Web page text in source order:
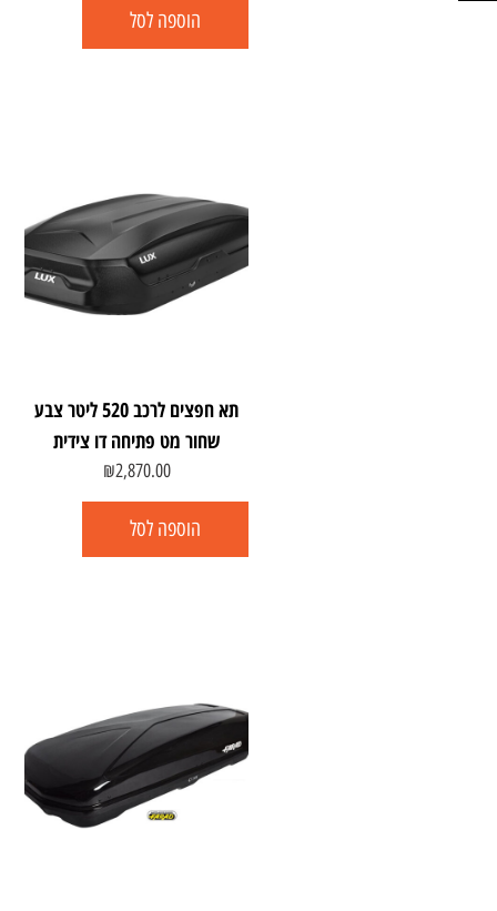
הוספה לסל
תא חפצים לרכב 520 ליטר צבע
שחור מט פתיחה דו צידית
₪2,870.00
הוספה לסל